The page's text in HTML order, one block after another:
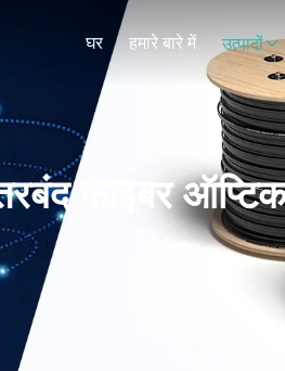
घर हमारे बारे में उत्पादों
फाइबर